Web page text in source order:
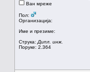
Ван мреже
Пол:
Организација:
Име и презиме:
Струка: Дипл. инж.
Поруке: 2.364